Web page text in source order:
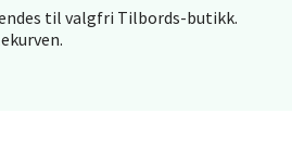
til valgfri Tilbords-butikk.